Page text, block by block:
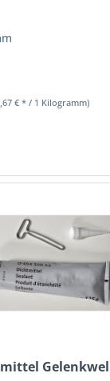
€ * / 1 Kilogramm)